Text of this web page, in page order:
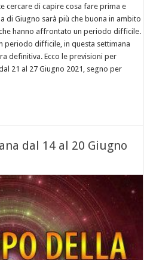
cercare di capire cosa fare prima e
di Giugno sarà più che buona in ambito
hanno affrontato un periodo difficile.
periodo difficile, in questa settimana
definitiva. Ecco le previsioni per
21 al 27 Giugno 2021, segno per
dal 14 al 20 Giugno